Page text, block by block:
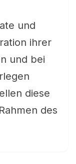
und
ihrer
und bei
diese
des